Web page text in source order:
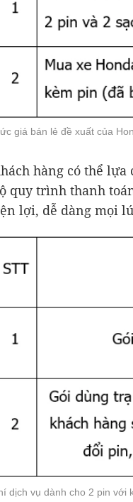
giá bán lẻ đề xuất của
hàng có thể
quy trình thanh
lợi, dễ dàng mọi
dịch vụ dành cho 2 pin với